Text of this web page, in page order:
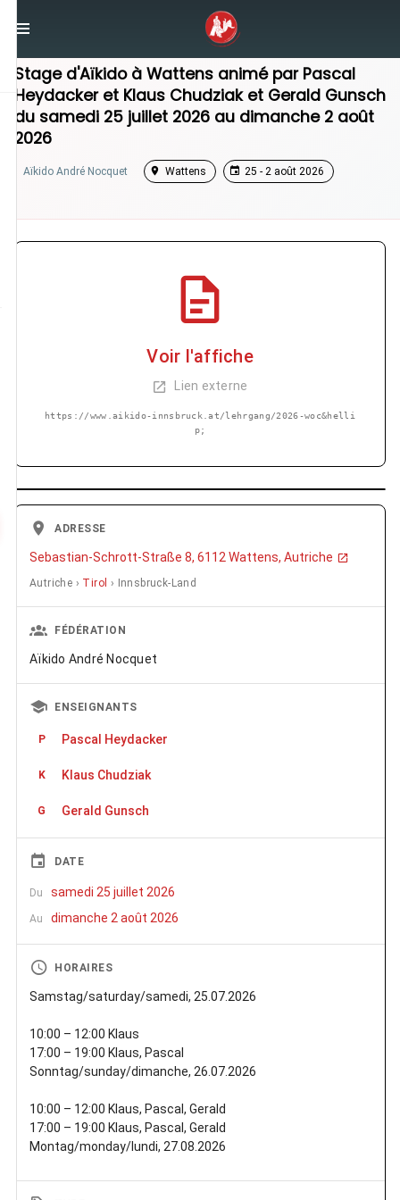
Stage d'Aïkido à Wattens animé par Pascal
Heydackeret Klaus Chudziaket Gerald Gunsch
du samedi 25 juillet 2026 au dimanche 2 août
2026
Aïkido André Nocquet Wattens 25 - 2 août 2026
Voir l'affiche
Lien externe
https://www.aikido-innsbruck.at/lehrgang/2026-woc&helli
p;
ADRESSE
Sebastian-Schrott-Straße 8, 6112 Wattens, Autriche
Autriche › Tirol › Innsbruck-Land
FÉDÉRATION
Aïkido André Nocquet
ENSEIGNANTS
P Pascal Heydacker
K Klaus Chudziak
G Gerald Gunsch
DATE
Du samedi 25 juillet 2026
Au dimanche 2 août 2026
HORAIRES
Samstag/saturday/samedi, 25.07.2026
10:00 – 12:00 Klaus
17:00 – 19:00 Klaus, Pascal
Sonntag/sunday/dimanche, 26.07.2026
10:00 – 12:00 Klaus, Pascal, Gerald
17:00 – 19:00 Klaus, Pascal, Gerald
Montag/monday/lundi, 27.08.2026
10:00 – 12:00 Klaus, Pascal, Gerald